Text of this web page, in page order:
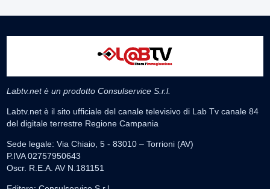
Labtv.net è un prodotto Consulservice S.r.l.
Labtv.net è il sito ufficiale del canale televisivo di Lab Tv canale 84
del digitale terrestre Regione Campania
Sede legale: Via Chiaio, 5 - 83010 – Torrioni (AV)
P.IVA 02757950643
Oscr. R.E.A. AV N.181151